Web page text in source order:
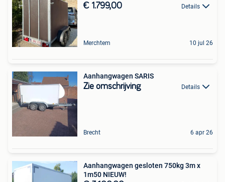
€ 1.799,00 Details
Merchtem 10 jul 26
Aanhangwagen SARIS
Zie omschrijving Details
Brecht 6 apr 26
Aanhangwagen gesloten 750kg 3m x
1m50 NIEUW!